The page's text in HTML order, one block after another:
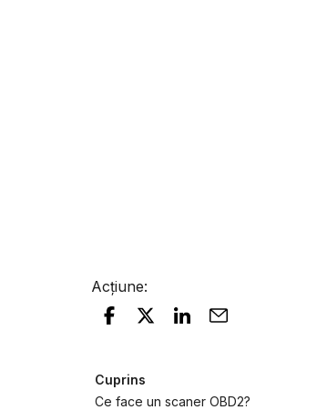
Acțiune:
Cuprins
Ce face un scaner OBD2?